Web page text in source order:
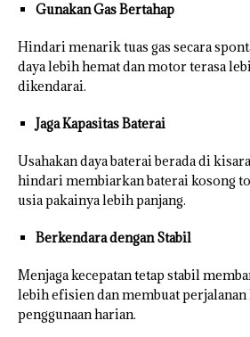
Gunakan Gas Bertahap
Hindari menarik tuas gas secara
daya lebih hemat dan motor terasa
dikendarai.
Jaga Kapasitas Baterai
Usahakan daya baterai berada di
hindari membiarkan baterai kosong
usia pakainya lebih panjang.
Berkendara dengan Stabil
Menjaga kecepatan tetap stabil
lebih efisien dan membuat
penggunaan harian.